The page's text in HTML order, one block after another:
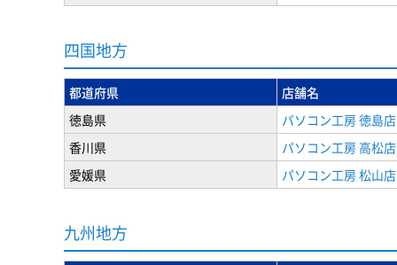
四国地方
都道府県 店舗名
徳島県
パソコン工房 徳島店
香川県
パソコン工房 高松店
愛媛県
パソコン工房 松山店
九州地方